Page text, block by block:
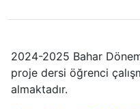
2024-2025 Bahar
proje dersi öğrenci
almaktadır.